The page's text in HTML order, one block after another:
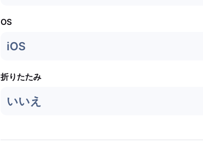
OS
iOS
折りたたみ
いいえ